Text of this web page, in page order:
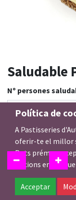
Saludable
Nº persones
36,00€
Política de
A Pastisseries
oferir-te el millor
Pots prémer
opcions en cas
Acceptar